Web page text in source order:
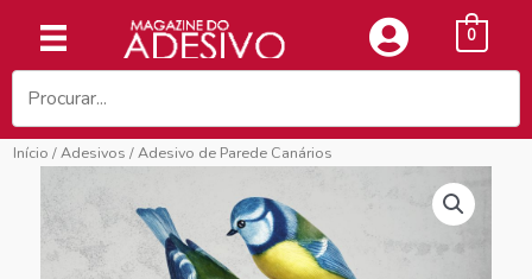
conteúdo
0
Início /Adesivos / Adesivo de Parede Canários